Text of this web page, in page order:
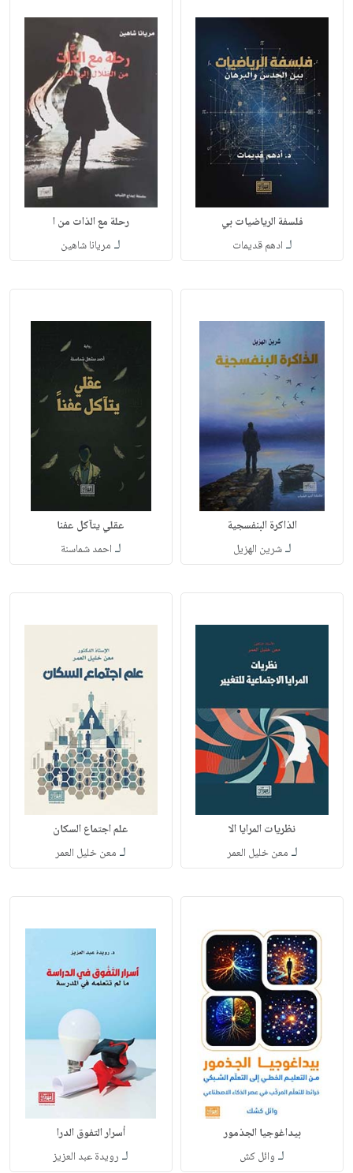
فلسفة الرياضيات بي
لـ ادهم قديمات
رحلة مع الذات من ا
لـ مريانا شاهين
الذاكرة البنفسجية
لـشرين الهزيل
عقلي يتآكل عفنا
لـ احمد شماسنة
نظريات المرايا الا
لـ معن خليل العمر
علم اجتماع السكان
لـ معن خليل العمر
بيداغوجيا الجذمور
لـ وائل كش
أسرار التفوق الدرا
لـ رويدة عبد العزيز